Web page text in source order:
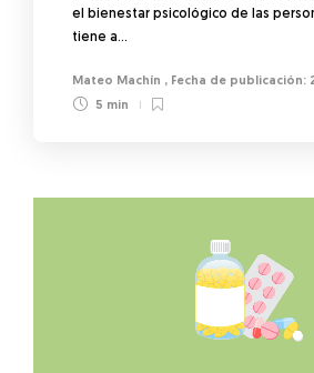
el bienestar psicológico de las
tiene a…
Mateo Machín ,
5 min